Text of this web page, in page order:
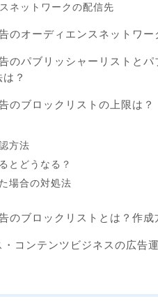
ネットワークの配信先
のオーディエンスネットワー
のパブリッシャーリストと
？
のブロックリストの上限は？
方法
とどうなる？
場合の対処法
のブロックリストとは？作成
コンテンツビジネスの広告